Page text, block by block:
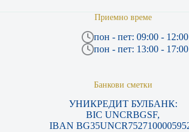
Приемно време
пон - пет: 09:00 - 12:00
пон - пет: 13:00 - 17:00
Банкови сметки
УНИКРЕДИТ БУЛБАНК:
BIC UNCRBGSF,
IBAN